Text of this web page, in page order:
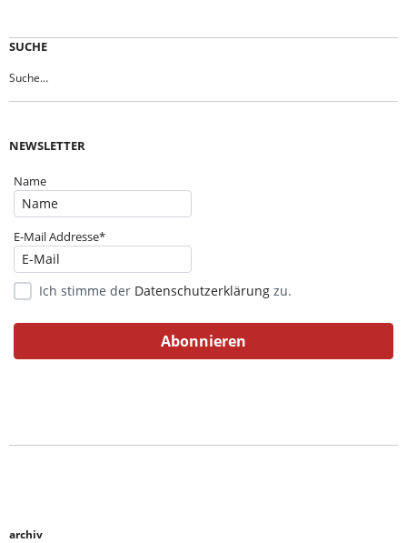
SUCHE
NEWSLETTER
Name
E-Mail Addresse*
Ich stimme der Datenschutzerklärung zu.
archiv